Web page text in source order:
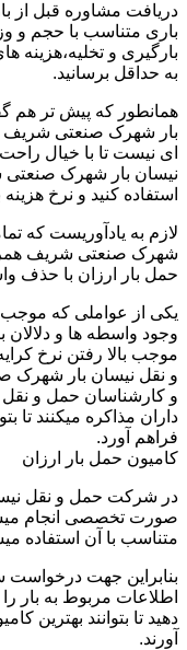
دریافت مشاوره قبل از
باری متناسب با حجم و
بارگیری و تخلیه،هزینه
به حداقل برسانید.
همانطور که پیش تر هم
بار شهرک صنعتی شریف
ای نیست تا با خیال
نیسان بار شهرک صنعتی
استفاده کنید و نرخ
لازم به یادآوریست که
شهرک صنعتی شریف
حمل بار ارزان با حذف
یکی از عواملی که موجب
وجود واسطه ها و
موجب بالا رفتن نرخ
و نقل نیسان بار
و کارشناسان حمل و نقل
داران مذاکره میکنند تا
فراهم آورد.
کامیون حمل بار ارزان
در شرکت حمل و نقل
صورت تخصصی انجام
متناسب با آن استفاده
بنابراین جهت
اطلاعات مربوط به بار
دهید تا بتوانند بهترین
آورند.